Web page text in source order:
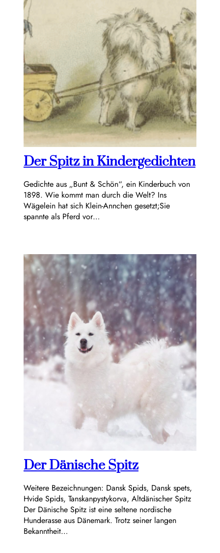
Der Spitz in Kindergedichten
Gedichte aus „Bunt & Schön“, ein Kinderbuch von
1898. Wie kommt man durch die Welt? Ins
Wägelein hat sich Klein-Annchen gesetzt;Sie
spannte als Pferd vor…
Der Dänische Spitz
Weitere Bezeichnungen: Dansk Spids, Dansk spets,
Hvide Spids, Tanskanpystykorva, Altdänischer Spitz
Der Dänische Spitz ist eine seltene nordische
Hunderasse aus Dänemark. Trotz seiner langen
Bekanntheit…